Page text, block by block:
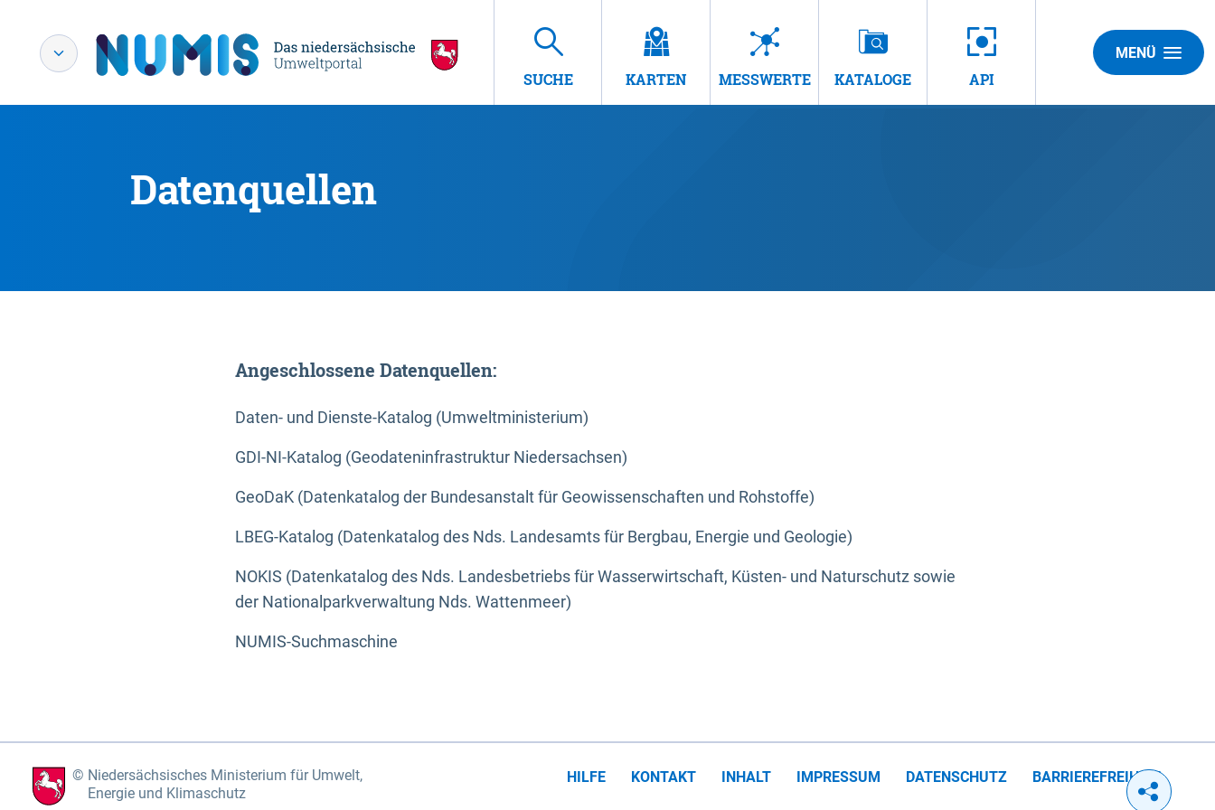
SUCHE KARTEN MESSWERTE KATALOGE API
MENÜ
Datenquellen
Angeschlossene Datenquellen:
Daten- und Dienste-Katalog (Umweltministerium)
GDI-NI-Katalog (Geodateninfrastruktur Niedersachsen)
GeoDaK (Datenkatalog der Bundesanstalt für Geowissenschaften und Rohstoffe)
LBEG-Katalog (Datenkatalog des Nds. Landesamts für Bergbau, Energie und Geologie)
NOKIS (Datenkatalog des Nds. Landesbetriebs für Wasserwirtschaft, Küsten- und Naturschutz sowie
der Nationalparkverwaltung Nds. Wattenmeer)
NUMIS-Suchmaschine
Niedersächsisches Ministerium für Umwelt,
Energie und Klimaschutz
HILFE KONTAKT INHALT IMPRESSUM DATENSCHUTZ BARRIEREFREIHEIT